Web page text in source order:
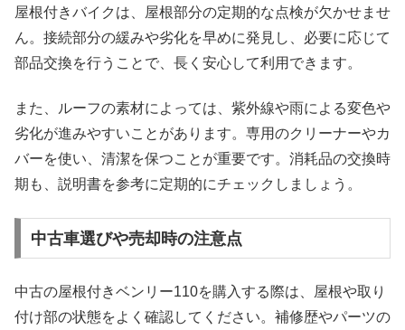
屋根付きバイクは、屋根部分の定期的な点検が欠かせませ
ん。接続部分の緩みや劣化を早めに発見し、必要に応じて
部品交換を行うことで、長く安心して利用できます。
また、ルーフの素材によっては、紫外線や雨による変色や
劣化が進みやすいことがあります。専用のクリーナーやカ
バーを使い、清潔を保つことが重要です。消耗品の交換時
期も、説明書を参考に定期的にチェックしましょう。
中古車選びや売却時の注意点
中古の屋根付きベンリー110を購入する際は、屋根や取り
付け部の状態をよく確認してください。補修歴やパーツの